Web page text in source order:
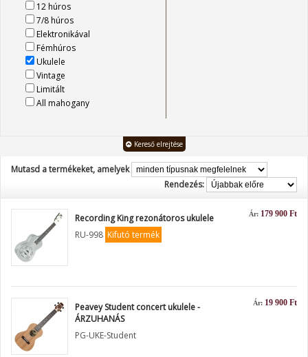
12 húros
7/8 húros
Elektronikával
Fémhúros
Ukulele
Vintage
Limitált
All mahogany
Kereső elrejtése
Mutasd a termékeket, amelyek
Rendezés:
Ár: 179 900 Ft
Recording King rezonátoros ukulele
RU-998 Kifutó termék
Ár: 19 900 Ft
Peavey Student concert ukulele -
ÁRZUHANÁS
PG-UKE-Student